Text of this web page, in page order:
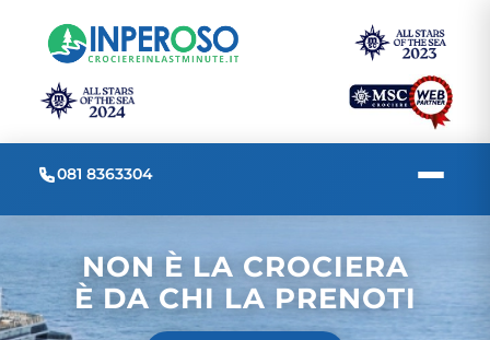
081 8363304
NON È LA CROCIERA
È DA CHI LA PRENOTI